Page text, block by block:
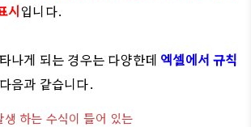
시입니다.
나게 되는 경우는 다양한데 엑셀에서 규칙
음과 같습니다.
생 하는 수식이 들어 있는